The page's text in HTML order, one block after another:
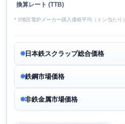
換算レート (TTB)
* 3地区電炉メーカー購入価格平均（トン当たり）
日本鉄スクラップ総合価格
鉄鋼市場価格
非鉄金属市場価格